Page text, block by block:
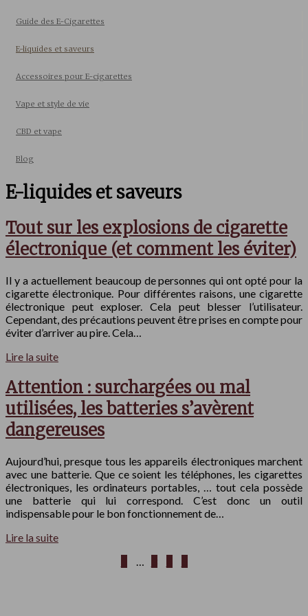
Guide des E-Cigarettes
E-liquides et saveurs
Accessoires pour E-cigarettes
Vape et style de vie
CBD et vape
Blog
E-liquides et saveurs
Tout sur les explosions de cigarette
électronique (et comment les éviter)
Il y a actuellement beaucoup de personnes qui ont opté pour la
cigarette électronique. Pour différentes raisons, une cigarette
électronique peut exploser. Cela peut blesser l’utilisateur.
Cependant, des précautions peuvent être prises en compte pour
éviter d’arriver au pire. Cela…
Lire la suite
Attention : surchargées ou mal
utilisées, les batteries s’avèrent
dangereuses
Aujourd’hui, presque tous les appareils électroniques marchent
avec une batterie. Que ce soient les téléphones, les cigarettes
électroniques, les ordinateurs portables, … tout cela possède
une batterie qui lui correspond. C’est donc un outil
indispensable pour le bon fonctionnement de…
Lire la suite
…